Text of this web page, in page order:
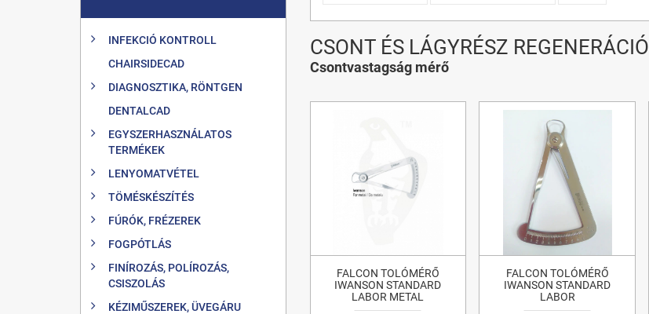
INFEKCIÓ KONTROLL
CHAIRSIDECAD
DIAGNOSZTIKA, RÖNTGEN
DENTALCAD
EGYSZERHASZNÁLATOS
TERMÉKEK
LENYOMATVÉTEL
TÖMÉSKÉSZÍTÉS
FÚRÓK, FRÉZEREK
FOGPÓTLÁS
FINÍROZÁS, POLÍROZÁS,
CSISZOLÁS
KÉZIMŰSZEREK, ÜVEGÁRU
CSONT ÉS LÁGYRÉSZ REGENERÁCIÓ
Csontvastagság mérő
FALCON TOLÓMÉRŐ
IWANSON STANDARD
LABOR METAL
FALCON TOLÓMÉRŐ
IWANSON STANDARD
LABOR